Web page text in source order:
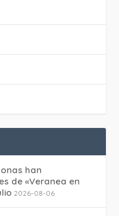
han
de «Veranea en
2026-08-06